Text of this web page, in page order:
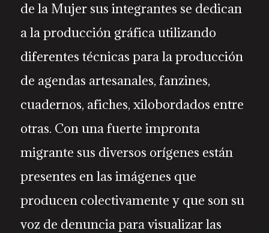
de la Mujer sus integrantes se dedican
a la producción gráfica utilizando
diferentes técnicas para la producción
de agendas artesanales, fanzines,
cuadernos, afiches, xilobordados entre
otras. Con una fuerte impronta
migrante sus diversos orígenes están
presentes en las imágenes que
producen colectivamente y que son su
voz de denuncia para visualizar las